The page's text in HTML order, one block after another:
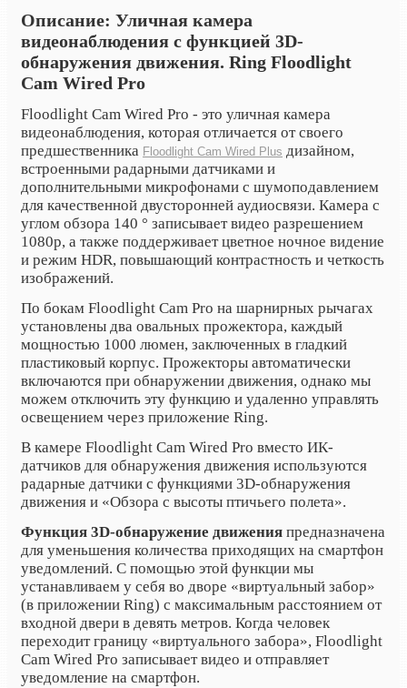
Описание: Уличная камера
видеонаблюдения с функцией 3D-
обнаружения движения. Ring Floodlight
Cam Wired Pro
Floodlight Cam Wired Pro - это уличная камера
видеонаблюдения, которая отличается от своего
предшественника Floodlight Cam Wired Plus дизайном,
встроенными радарными датчиками и
дополнительными микрофонами с шумоподавлением
для качественной двусторонней аудиосвязи. Камера с
углом обзора 140 ° записывает видео разрешением
1080p, а также поддерживает цветное ночное видение
и режим HDR, повышающий контрастность и четкость
изображений.
По бокам Floodlight Cam Pro на шарнирных рычагах
установлены два овальных прожектора, каждый
мощностью 1000 люмен, заключенных в гладкий
пластиковый корпус. Прожекторы автоматически
включаются при обнаружении движения, однако мы
можем отключить эту функцию и удаленно управлять
освещением через приложение Ring.
В камере Floodlight Cam Wired Pro вместо ИК-
датчиков для обнаружения движения используются
радарные датчики с функциями 3D-обнаружения
движения и «Обзора с высоты птичьего полета».
Функция 3D-обнаружение движения предназначена
для уменьшения количества приходящих на смартфон
уведомлений. С помощью этой функции мы
устанавливаем у себя во дворе «виртуальный забор»
(в приложении Ring) с максимальным расстоянием от
входной двери в девять метров. Когда человек
переходит границу «виртуального забора», Floodlight
Cam Wired Pro записывает видео и отправляет
уведомление на смартфон.